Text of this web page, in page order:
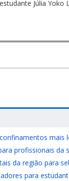
Júlia Yoko
mais
profissionais da
da região para
para